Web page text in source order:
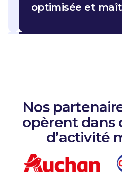
optimisée et
Nos
opèrent dans
d’activité